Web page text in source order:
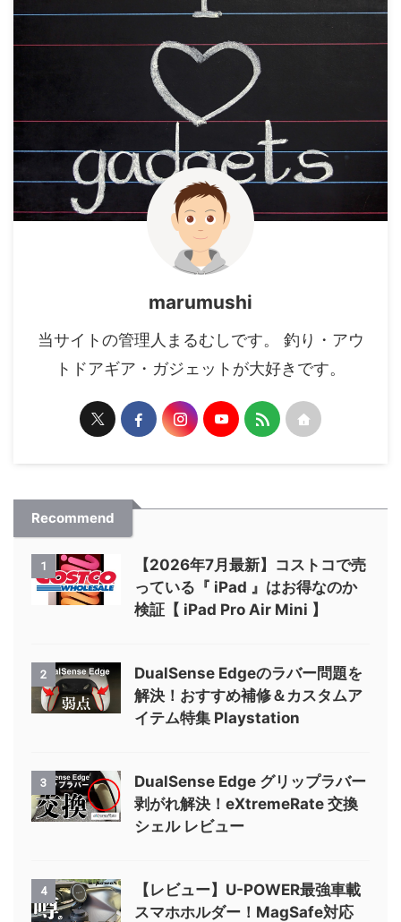
marumushi
当サイトの管理人まるむしです。 釣り・アウ
トドアギア・ガジェットが大好きです。
Recommend
1
【2026年7月最新】コストコで売
っている『 iPad 』はお得なのか
検証【 iPad Pro Air Mini 】
2
DualSense Edgeのラバー問題を
解決！おすすめ補修＆カスタムア
イテム特集 Playstation
3
DualSense Edge グリップラバー
剥がれ解決！eXtremeRate 交換
シェル レビュー
4
【レビュー】U-POWER最強車載
スマホホルダー！MagSafe対応